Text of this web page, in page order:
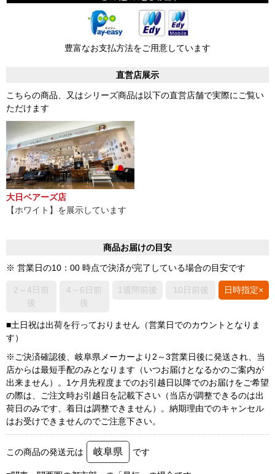
豊富なお支払方法をご用意しています
直営店展示
こちらの商品、又はシリーズ商品は以下の直営店舗で実際にご覧い
ただけます
大日ベアーズ店
【ホワイト】を展示しています
商品お届けの目安
※ 営業日の10：00 時点で決済が完了している場合の目安です
2～4日前
後
4～6日前
後
1週間前後 10日前後 日時指定×
■土日祝は出荷を行っておりません（営業日でのカウントとなりま
す）
※ご決済確認後、岐阜県メーカーより2～3営業日後に発送され、当
店からは最短手配のみとなります（いつお届けとなるかのご案内が
出来ません）。1ケ月先程度までのお引越日以降でのお届けをご希望
の際は、ご注文時お引越日を記載下さい（当店が調整できるのは出
荷日のみです、着日は調整できません）。納期理由でのキャンセル
はお受けできませんのでご注意下さい。
この商品の発送元は 岐阜県 です